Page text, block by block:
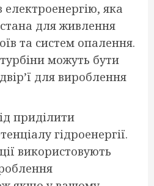
яка
для живлення
та систем опалення.
можуть бути
для вироблення
приділити
гідроенергії.
використовують